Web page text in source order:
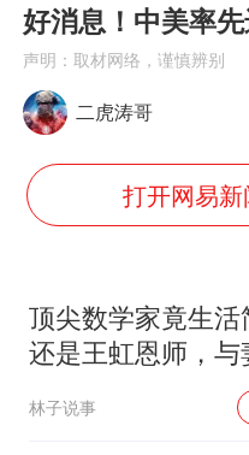
五
首
感
好消息！中美率
声明：取材网络，谨慎辨别
二虎涛哥
打开网易
顶尖数学家竟生活
还是王虹恩师，与
林子说事